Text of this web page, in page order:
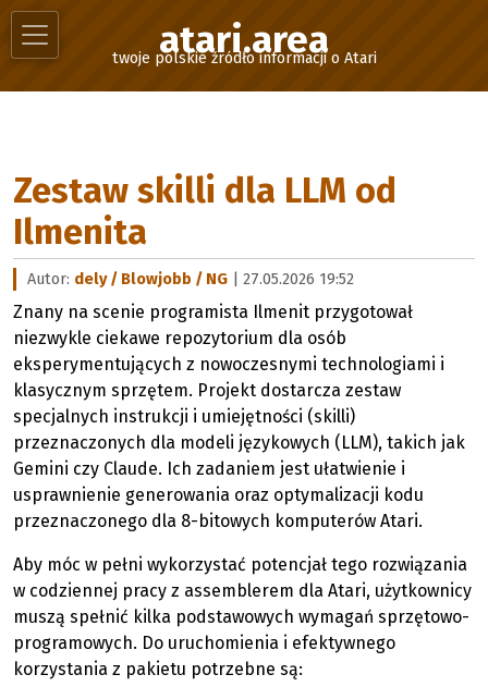
atari.area
twoje polskie źródło informacji o Atari
Zestaw skilli dla LLM od
Ilmenita
Autor: dely / Blowjobb / NG | 27.05.2026 19:52
Znany na scenie programista Ilmenit przygotował
niezwykle ciekawe repozytorium dla osób
eksperymentujących z nowoczesnymi technologiami i
klasycznym sprzętem. Projekt dostarcza zestaw
specjalnych instrukcji i umiejętności (skilli)
przeznaczonych dla modeli językowych (LLM), takich jak
Gemini czy Claude. Ich zadaniem jest ułatwienie i
usprawnienie generowania oraz optymalizacji kodu
przeznaczonego dla 8-bitowych komputerów Atari.
Aby móc w pełni wykorzystać potencjał tego rozwiązania
w codziennej pracy z assemblerem dla Atari, użytkownicy
muszą spełnić kilka podstawowych wymagań sprzętowo-
programowych. Do uruchomienia i efektywnego
korzystania z pakietu potrzebne są: